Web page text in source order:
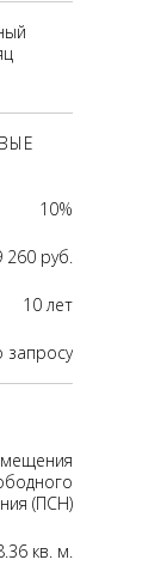
10%
260 руб.
10 лет
запросу
(ПСН)
кв. м.